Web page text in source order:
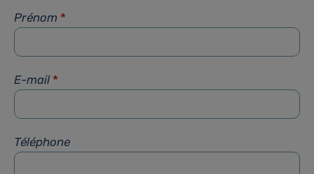
Prénom *
E-mail *
Téléphone